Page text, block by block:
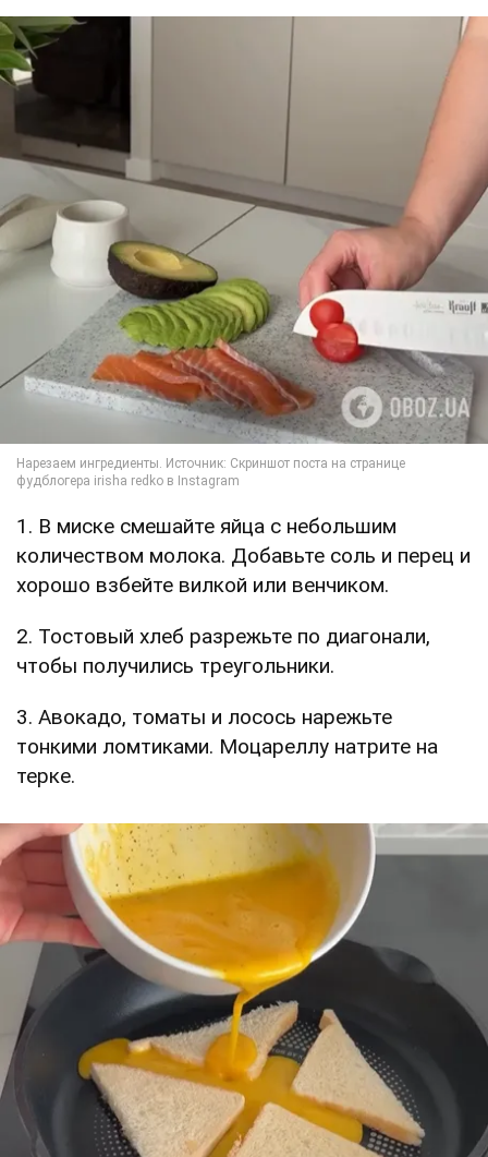
1. В миске смешайте яйца с небольшим
количеством молока. Добавьте соль и перец и
хорошо взбейте вилкой или венчиком.
2. Тостовый хлеб разрежьте по диагонали,
чтобы получились треугольники.
3. Авокадо, томаты и лосось нарежьте
тонкими ломтиками. Моцареллу натрите на
терке.